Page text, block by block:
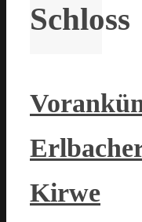
Schloss
Kirwe